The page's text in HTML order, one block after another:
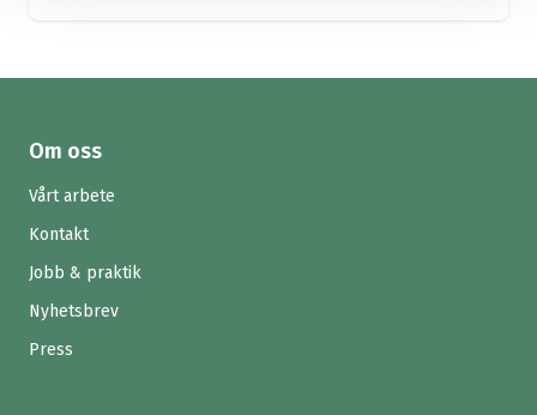
Om oss
Vårt arbete
Kontakt
Jobb & praktik
Nyhetsbrev
Press